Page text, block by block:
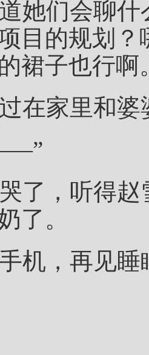
她们会聊
目的规划
裙子也行啊
在家里和
了，听得
了。
机，再见睡